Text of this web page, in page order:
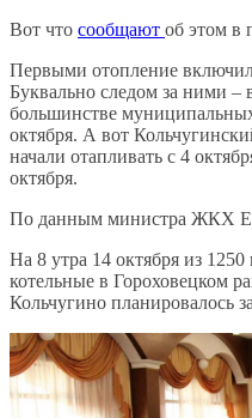
Вот что сообщают об этом в
Первыми отопление
Буквально следом за ними –
большинстве
октября. А вот
начали отапливать с 4
октября.
По данным министра ЖКХ
На 8 утра 14 октября из
котельные в Гороховецком
Кольчугино планировалось